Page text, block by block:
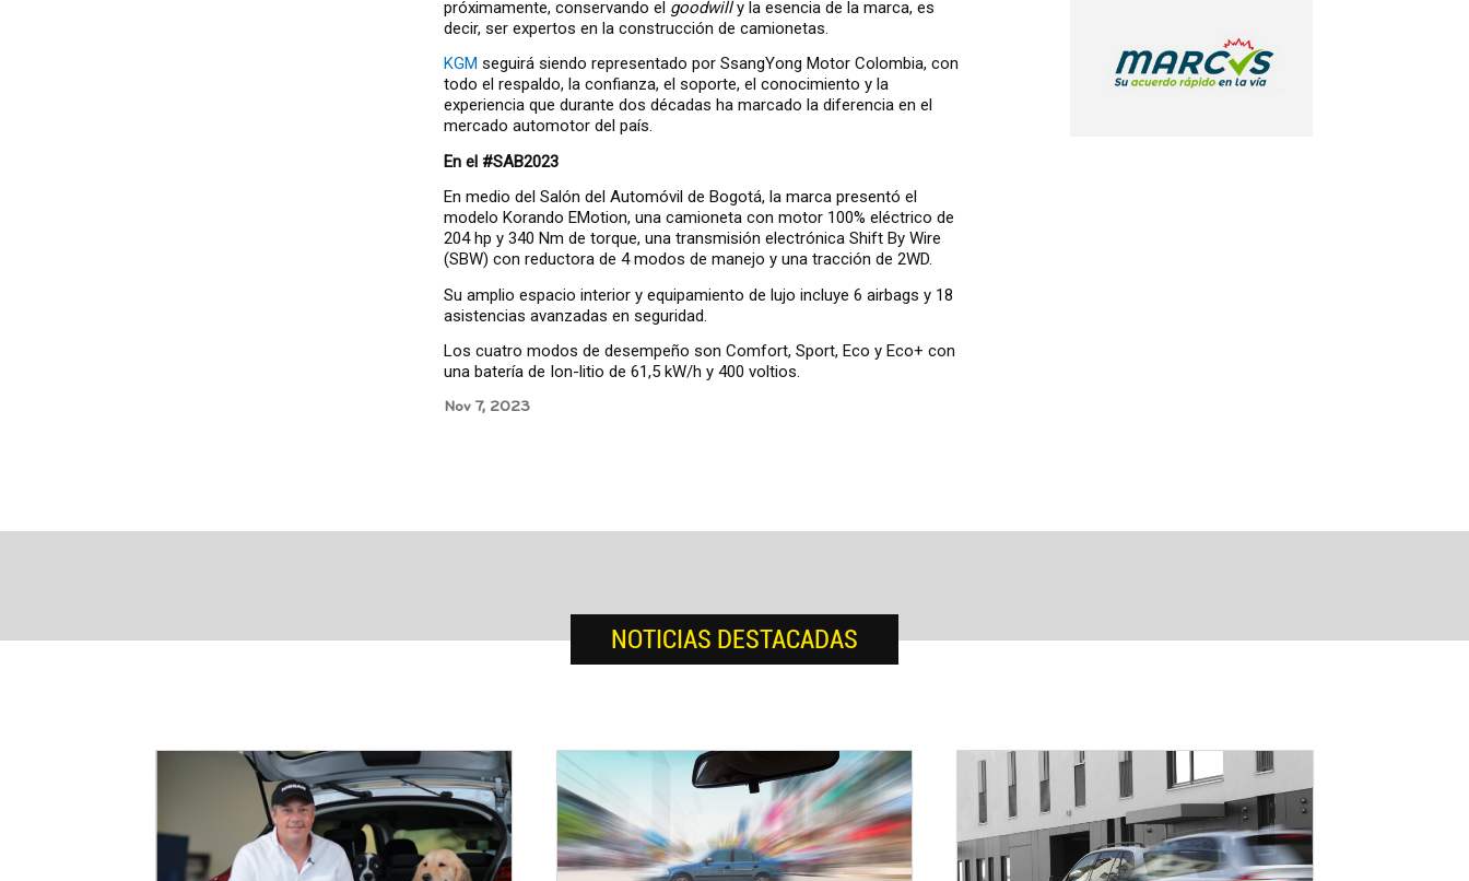
próximamente, conservando el goodwilly la esencia de la marca, es
decir, ser expertos en la construcción de camionetas.
KGM seguirá siendo representado por SsangYong Motor Colombia, con
todo el respaldo, la confianza, el soporte, el conocimiento y la
experiencia que durante dos décadas ha marcado la diferencia en el
mercado automotor del país.
En el #SAB2023
En medio del Salón del Automóvil de Bogotá, la marca presentó el
modelo Korando EMotion, una camioneta con motor 100% eléctrico de
204 hp y 340 Nm de torque, una transmisión electrónica Shift By Wire
(SBW) con reductora de 4 modos de manejo y una tracción de 2WD.
Su amplio espacio interior y equipamiento de lujo incluye 6 airbags y 18
asistencias avanzadas en seguridad.
Los cuatro modos de desempeño son Comfort, Sport, Eco y Eco+ con
una batería de Ion-litio de 61,5 kW/h y 400 voltios.
Nov 7, 2023
NOTICIAS DESTACADAS